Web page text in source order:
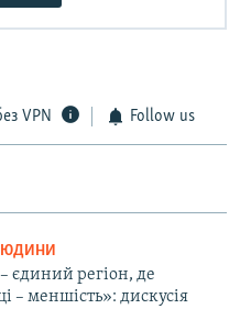
VPN Follow us
єдиний регіон, де
– меншість»: дискусія